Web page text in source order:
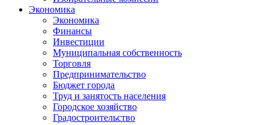
Экономика
Экономика
Финансы
Инвестиции
Муниципальная собственность
Торговля
Предпринимательство
Бюджет города
Труд и занятость населения
Городское хозяйство
Градостроительство